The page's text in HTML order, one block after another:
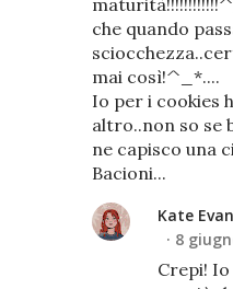
che quando
mai così!^_*....
Io per i cookies
altro..non so se
ne capisco una
Bacioni...
Kate
8
Crepi!